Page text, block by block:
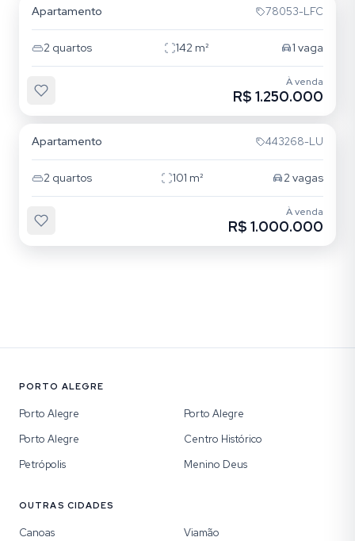
Apartamento 78053-LFC
2 quartos 142 m² 1 vaga
À venda
R$ 1.250.000
Apartamento 443268-LU
2 quartos 101 m² 2vagas
À venda
R$ 1.000.000
PORTO ALEGRE
Porto Alegre
Porto Alegre
Porto Alegre
Centro Histórico
Petrópolis
Menino Deus
OUTRAS CIDADES
Canoas
Viamão